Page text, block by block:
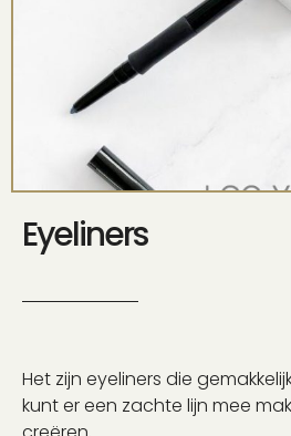
Eyeliners
Het zijn eyeliners die
kunt er een zachte lijn mee